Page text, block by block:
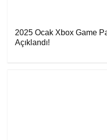
2025 Ocak Xbox Game
Açıklandı!